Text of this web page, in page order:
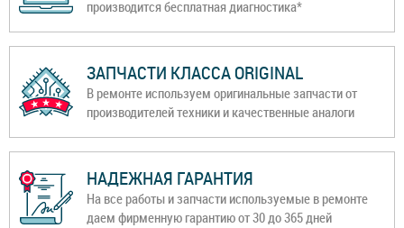
производится бесплатная диагностика*
ЗАПЧАСТИ КЛАССА ORIGINAL
В ремонте используем оригинальные запчасти от
производителей техники и качественные аналоги
НАДЕЖНАЯ ГАРАНТИЯ
На все работы и запчасти используемые в ремонте
даем фирменную гарантию от 30 до 365 дней